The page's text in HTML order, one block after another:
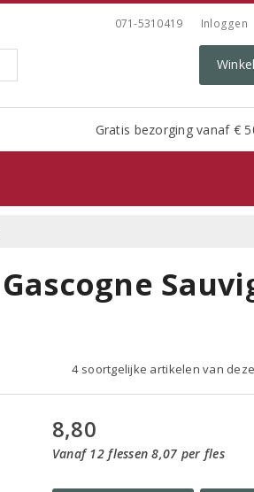
071-5310419 Inloggen
Gratis bezorging vanaf €
4 soortgelijke artikelen van
8,80
Vanaf 12 flessen 8,07 per fles